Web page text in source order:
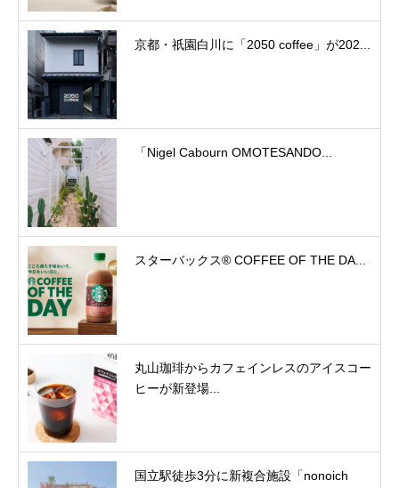
京都・祇園白川に「2050 coffee」が202...
「Nigel Cabourn OMOTESANDO...
スターバックス® COFFEE OF THE DA...
丸山珈琲からカフェインレスのアイスコー
ヒーが新登場...
国立駅徒歩3分に新複合施設「nonoich